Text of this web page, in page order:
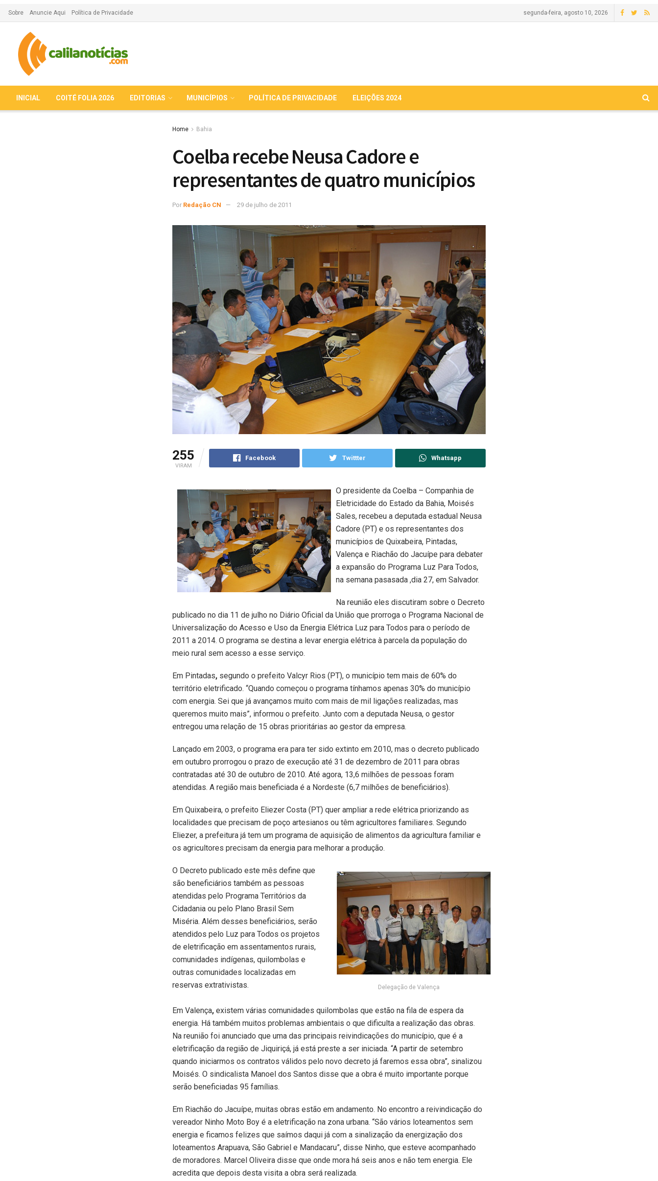
Sobre Anuncie Aqui Política de Privacidade segunda-feira, agosto 10, 2026
INICIAL COITÉ FOLIA 2026 EDITORIAS MUNICÍPIOS POLÍTICA DE PRIVACIDADE ELEIÇÕES 2024
Home Bahia
Coelba recebe Neusa Cadore e
representantes de quatro municípios
Por Redação CN 29 de julho de 2011
255
VIRAM
Facebook Twittter Whatsapp
O presidente da Coelba – Companhia de
Eletricidade do Estado da Bahia, Moisés
Sales, recebeu a deputada estadual Neusa
Cadore (PT) e os representantes dos
municípios de Quixabeira, Pintadas,
Valença e Riachão do Jacuípe para debater
a expansão do Programa Luz Para Todos,
na semana pasasada ,dia 27, em Salvador.
Na reunião eles discutiram sobre o Decreto
publicado no dia 11 de julho no Diário Oficial da União que prorroga o Programa Nacional de
Universalização do Acesso e Uso da Energia Elétrica Luz para Todos para o período de
2011 a 2014. O programa se destina a levar energia elétrica à parcela da população do
meio rural sem acesso a esse serviço.
Em Pintadas, segundo o prefeito Valcyr Rios (PT), o município tem mais de 60% do
território eletrificado. “Quando começou o programa tínhamos apenas 30% do município
com energia. Sei que já avançamos muito com mais de mil ligações realizadas, mas
queremos muito mais”, informou o prefeito. Junto com a deputada Neusa, o gestor
entregou uma relação de 15 obras prioritárias ao gestor da empresa.
Lançado em 2003, o programa era para ter sido extinto em 2010, mas o decreto publicado
em outubro prorrogou o prazo de execução até 31 de dezembro de 2011 para obras
contratadas até 30 de outubro de 2010. Até agora, 13,6 milhões de pessoas foram
atendidas. A região mais beneficiada é a Nordeste (6,7 milhões de beneficiários).
Em Quixabeira, o prefeito Eliezer Costa (PT) quer ampliar a rede elétrica priorizando as
localidades que precisam de poço artesianos ou têm agricultores familiares. Segundo
Eliezer, a prefeitura já tem um programa de aquisição de alimentos da agricultura familiar e
os agricultores precisam da energia para melhorar a produção.
Delegação de Valença
O Decreto publicado este mês define que
são beneficiários também as pessoas
atendidas pelo Programa Territórios da
Cidadania ou pelo Plano Brasil Sem
Miséria. Além desses beneficiários, serão
atendidos pelo Luz para Todos os projetos
de eletrificação em assentamentos rurais,
comunidades indígenas, quilombolas e
outras comunidades localizadas em
reservas extrativistas.
Em Valença, existem várias comunidades quilombolas que estão na fila de espera da
energia. Há também muitos problemas ambientais o que dificulta a realização das obras.
Na reunião foi anunciado que uma das principais reivindicações do município, que é a
eletrificação da região de Jiquiriçá, já está preste a ser iniciada. “A partir de setembro
quando iniciarmos os contratos válidos pelo novo decreto já faremos essa obra”, sinalizou
Moisés. O sindicalista Manoel dos Santos disse que a obra é muito importante porque
serão beneficiadas 95 famílias.
Em Riachão do Jacuípe, muitas obras estão em andamento. No encontro a reivindicação do
vereador Ninho Moto Boy é a eletrificação na zona urbana. “São vários loteamentos sem
energia e ficamos felizes que saímos daqui já com a sinalização da energização dos
loteamentos Arapuava, São Gabriel e Mandacaru”, disse Ninho, que esteve acompanhado
de moradores. Marcel Oliveira disse que onde mora há seis anos e não tem energia. Ele
acredita que depois desta visita a obra será realizada.